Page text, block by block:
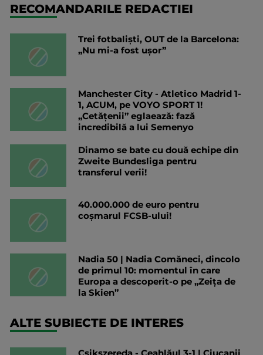
RECOMANDARILE REDACTIEI
Trei fotbaliști, OUT de la Barcelona:
„Nu mi-a fost ușor”
Manchester City - Atletico Madrid 1-
1, ACUM, pe VOYO SPORT 1!
„Cetățenii” eglaează: fază
incredibilă a lui Semenyo
Dinamo se bate cu două echipe din
Zweite Bundesliga pentru
transferul verii!
40.000.000 de euro pentru
coșmarul FCSB-ului!
Nadia 50 | Nadia Comăneci, dincolo
de primul 10: momentul în care
Europa a descoperit-o pe „Zeița de
la Skien”
ALTE SUBIECTE DE INTERES